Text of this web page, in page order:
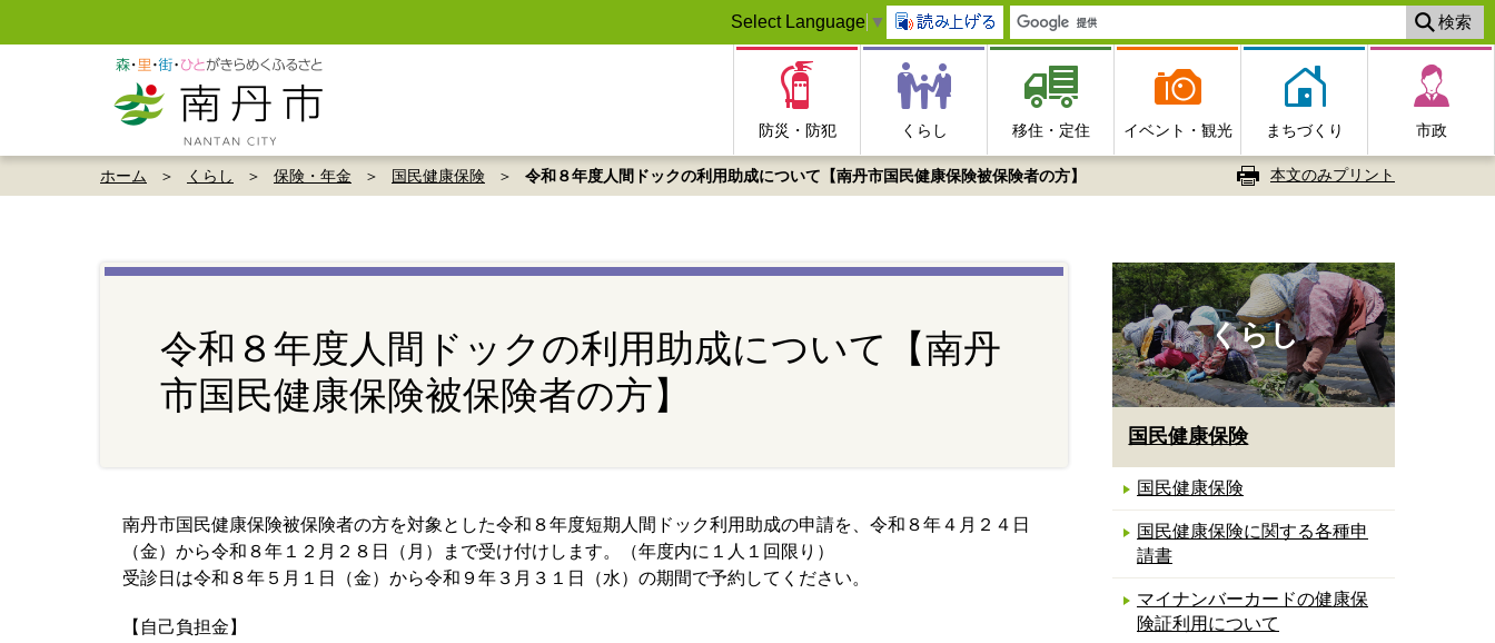
Select Language ▼
防災・防犯 くらし 移住・定住 イベント・観光 まちづくり 市政
ホーム くらし 保険・年金 国民健康保険 令和８年度人間ドックの利用助成について【南丹市国民健康保険被保険者の方】 本文のみプリント
くらし
国民健康保険
国民健康保険
国民健康保険に関する各種申
請書
マイナンバーカードの健康保
険証利用について
令和８年度人間ドックの利用助成について【南丹
市国民健康保険被保険者の方】
南丹市国民健康保険被保険者の方を対象とした令和８年度短期人間ドック利用助成の申請を、令和８年４月２４日
（金）から令和８年１２月２８日（月）まで受け付けします。（年度内に１人１回限り）
受診日は令和８年５月１日（金）から令和９年３月３１日（水）の期間で予約してください。
【自己負担金】